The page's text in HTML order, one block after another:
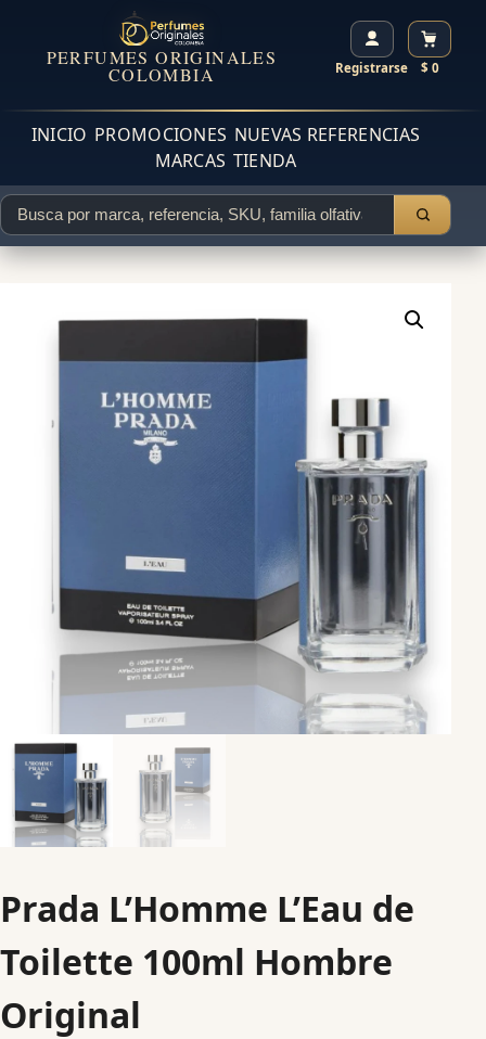
PERFUMES ORIGINALES
COLOMBIA Registrarse $ 0
INICIO PROMOCIONES NUEVAS REFERENCIAS
MARCAS TIENDA
Prada L’Homme L’Eau de
Toilette 100ml Hombre
Original